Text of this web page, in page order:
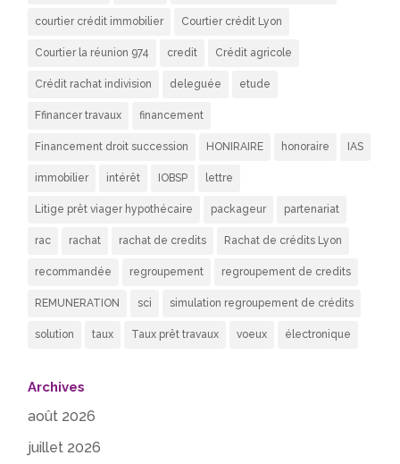
courtier crédit immobilier Courtier crédit Lyon
Courtier la réunion 974 credit Crédit agricole
Crédit rachat indivision deleguée etude
Ffinancer travaux financement
Financement droit succession HONIRAIRE honoraire IAS
immobilier intérêt IOBSP lettre
Litige prêt viager hypothécaire packageur partenariat
rac rachat rachat de credits Rachat de crédits Lyon
recommandée regroupement regroupement de credits
REMUNERATION sci simulation regroupement de crédits
solution taux Taux prêt travaux voeux électronique
Archives
août 2026
juillet 2026